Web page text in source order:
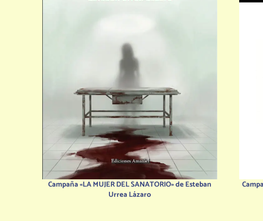
Campaña «LA MUJER DEL SANATORIO» de Esteban
Urrea Lázaro